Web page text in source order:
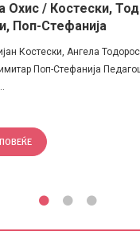
Охис / Костески,
Поп-Стефанија
Костески, Ангела
Поп-Стефанија